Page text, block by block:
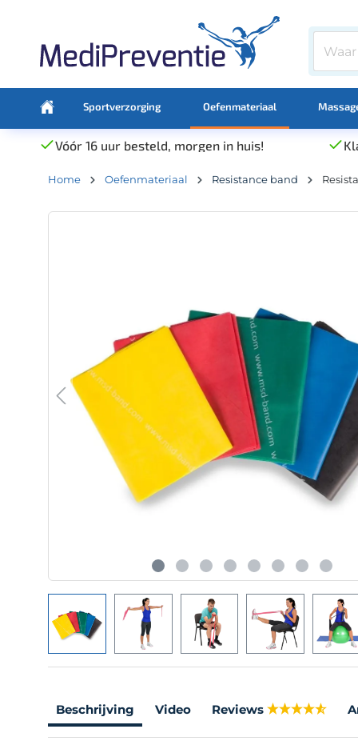
Sportverzorging Oefenmateriaal
Vóór 16 uur besteld, morgen in huis!
Home Oefenmateriaal Resistance band
Beschrijving Video Reviews